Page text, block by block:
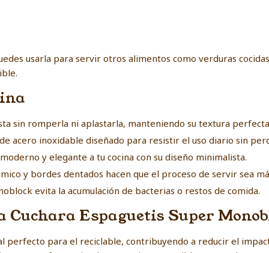
usarla para servir otros alimentos como verduras
sin romperla ni aplastarla, manteniendo su textura
acero inoxidable diseñado para resistir el uso diario sin
y elegante a tu cocina con su diseño minimalista.
y bordes dentados hacen que el proceso de servir sea
evita la acumulación de bacterias o restos de comida.
Cuchara Espaguetis Super
perfecto para el reciclable, contribuyendo a reducir el